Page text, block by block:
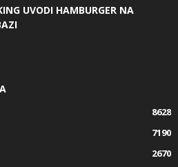
UVODI HAMBURGER NA
8628
7190
2670